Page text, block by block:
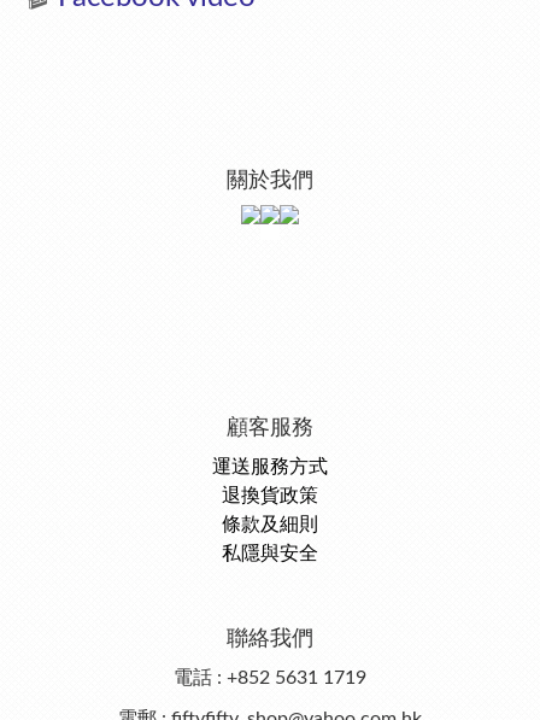
關於我們
顧客服務
運送服務方式
退換貨政策
條款及細則
私隱與安全
聯絡我們
電話 : +852 5631 1719